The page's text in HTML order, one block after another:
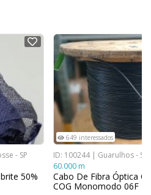
- SP
50%
NOVO
649 interessados
ID: 100244 | Guarulhos - SP
60.000 m
Cabo De Fibra Óptica
COG Monomodo 06F